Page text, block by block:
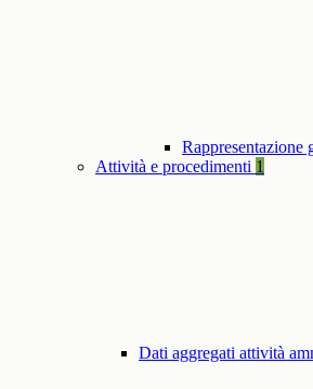
Rappresentazione
Attività e procedimenti 1
Dati aggregati attività